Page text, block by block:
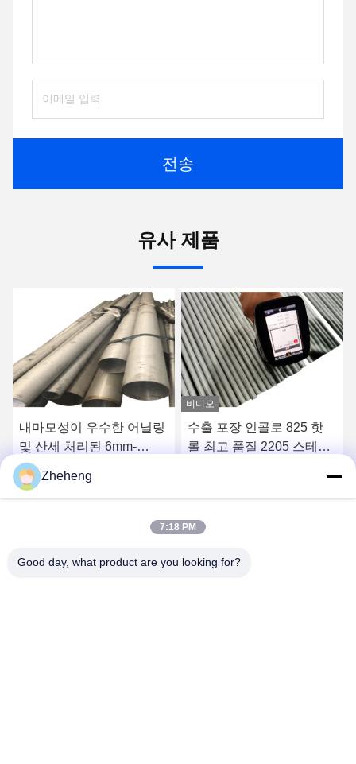
전송
유사 제품
내마모성이 우수한 어닐링
및 산세 처리된 6mm-
812mm 오스테나이트계/
듀플렉스/니켈 합금 스테인
리스강 파이프
최상의 가격을 얻으세요
비디오
수출 포장 인콜로 825 핫
롤 최고 품질 2205 스테인
최상의 가격을 얻으세요
Zheheng
7:18 PM
Good day, what product are you looking for?